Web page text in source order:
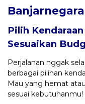
Banjarnegara
Pilih
Sesuaikan
Perjalanan nggak
berbagai pilihan
Mau yang hemat
sesuai kebutuhanmu!